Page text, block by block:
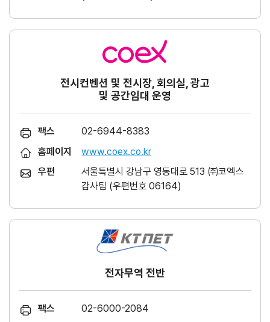
전시컨벤션 및 전시장, 회의실, 광고
및 공간임대 운영
팩스
02-6944-8383
홈페이지
www.coex.co.kr
우편
서울특별시 강남구 영동대로 513 ㈜코엑스
감사팀 (우편번호 06164)
전자무역 전반
팩스
02-6000-2084